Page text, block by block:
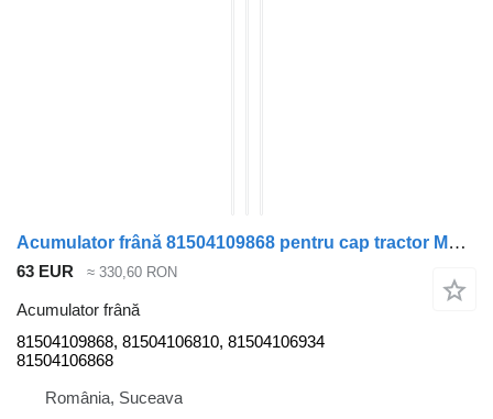
Acumulator frână 81504109868 pentru cap tractor MAN TGX
63 EUR ≈ 330,60 RON
Acumulator frână
81504109868, 81504106810, 81504106934
81504106868
România, Suceava